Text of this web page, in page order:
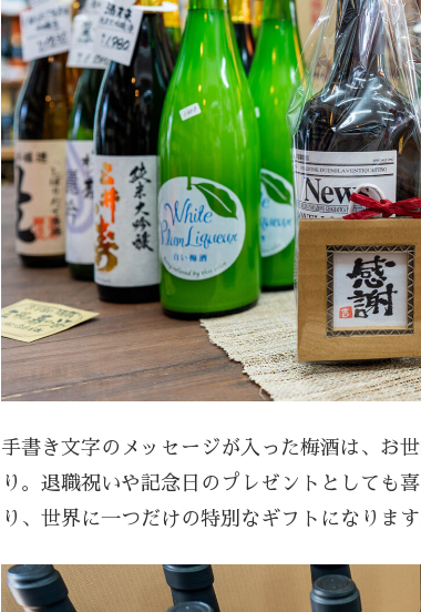
手書き文字のメッセージが入った梅酒は、お
り。退職祝いや記念日のプレゼントとしても
り、世界に一つだけの特別なギフトになります